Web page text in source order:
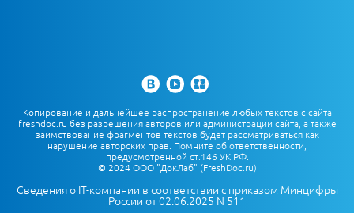
Копирование и дальнейшее распространение любых текстов с сайта
freshdoc.ru без разрешения авторов или администрации сайта, а также
заимствование фрагментов текстов будет рассматриваться как
нарушение авторских прав. Помните об ответственности,
предусмотренной ст.146 УК РФ.
© 2024 ООО "ДокЛаб" (FreshDoc.ru)
Сведения о IT-компании в соответствии с приказом Минцифры
России от 02.06.2025 N 511